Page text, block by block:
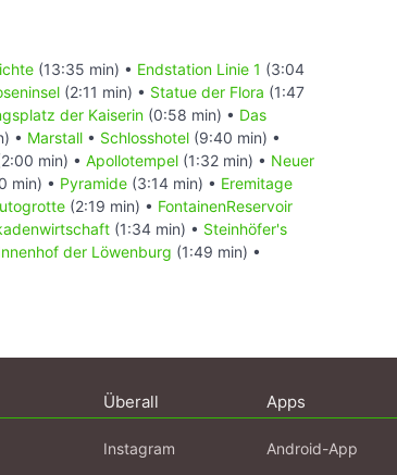
(13:35 min) • Endstation Linie 1 (3:04
(2:11 min) • Statue der Flora (1:47
der Kaiserin (0:58 min) • Das
• Marstall • Schlosshotel (9:40 min) •
min) • Apollotempel (1:32 min) • Neuer
min) • Pyramide (3:14 min) • Eremitage
(2:19 min) • FontainenReservoir
(1:34 min) • Steinhöfer's
der Löwenburg (1:49 min) •
Überall
Instagram
Apps
Android-App